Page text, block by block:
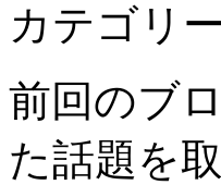
カテゴリー
前回のブ
た話題を